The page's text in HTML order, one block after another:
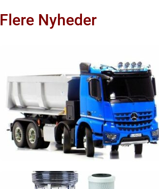
Flere Nyheder